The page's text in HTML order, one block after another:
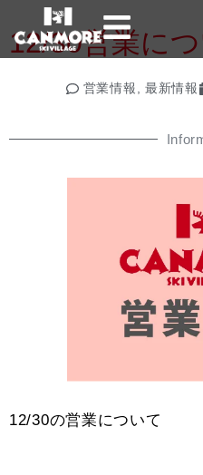
12/30営業に
営業情報 最新情報
12/30の営業について